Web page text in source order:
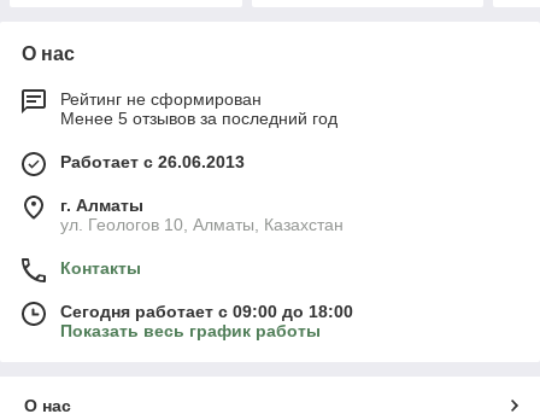
О нас
Рейтинг не сформирован
Менее 5 отзывов за последний год
Работает с 26.06.2013
г. Алматы
ул. Геологов 10, Алматы, Казахстан
Контакты
Сегодня работает с 09:00 до 18:00
Показать весь график работы
О нас